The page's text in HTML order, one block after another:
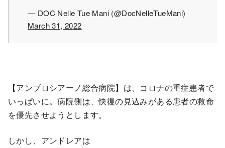
— DOC Nelle Tue Mani (@DocNelleTueMani)
March 31, 2022
【アンブロシアーノ総合病院】は、コロナの重症患者で
いっぱいに。病院側は、快復の見込みがある患者の救命
を優先させようとします。
しかし、アンドレアは